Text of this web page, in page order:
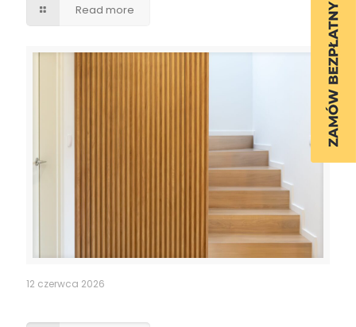
Read more
12 czerwca 2026